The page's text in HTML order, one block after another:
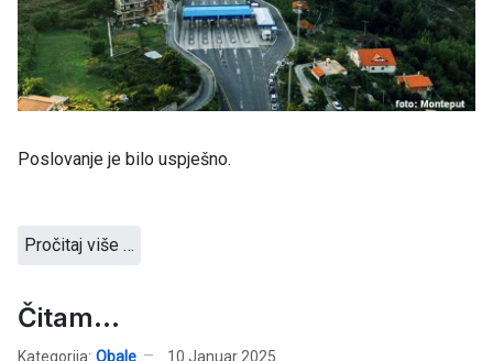
Poslovanje je bilo uspješno.
Pročitaj više …
Čitam...
Kategorija: Obale 10 Januar 2025